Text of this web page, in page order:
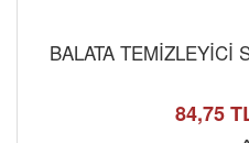
BALATA TEMİZLEYİCİ
84,75